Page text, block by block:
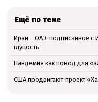
Ещё по теме
Иран - ОАЭ: подписанное с
глупость
Пандемия как повод для
США продвигают проект